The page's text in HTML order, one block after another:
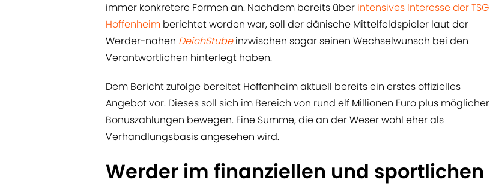
immer konkretere Formen an. Nachdem bereits über intensives Interesse der TSG
Hoffenheim berichtet worden war, soll der dänische Mittelfeldspieler laut der
Werder-nahen DeichStubeinzwischen sogar seinen Wechselwunsch bei den
Verantwortlichen hinterlegt haben.
Dem Bericht zufolge bereitet Hoffenheim aktuell bereits ein erstes offizielles
Angebot vor. Dieses soll sich im Bereich von rund elf Millionen Euro plus möglicher
Bonuszahlungen bewegen. Eine Summe, die an der Weser wohl eher als
Verhandlungsbasis angesehen wird.
Werder im finanziellen und sportlichen